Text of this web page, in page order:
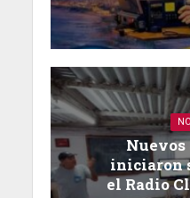
iniciaron
el Radio